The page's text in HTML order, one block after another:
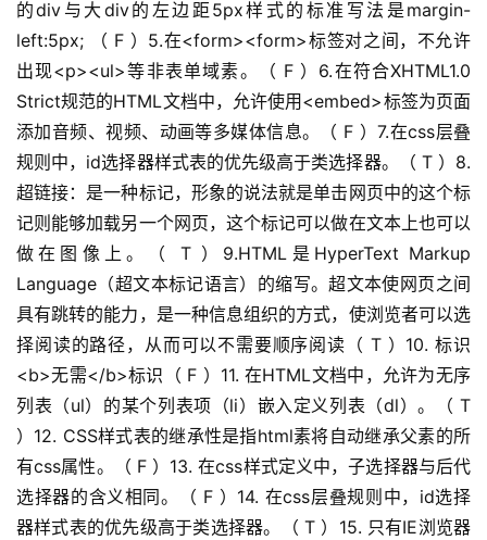
的div与大div的左边距5px样式的标准写法是margin-
left:5px; （ F ）5.在<form><form>标签对之间，不允许
出现<p><ul>等非表单域素。（ F ）6.在符合XHTML1.0
Strict规范的HTML文档中，允许使用<embed>标签为页面
添加音频、视频、动画等多媒体信息。（ F ）7.在css层叠
规则中，id选择器样式表的优先级高于类选择器。（ T ）8.
超链接：是一种标记，形象的说法就是单击网页中的这个标
记则能够加载另一个网页，这个标记可以做在文本上也可以
做在图像上。（ T ）9.HTML是HyperText Markup
Language（超文本标记语言）的缩写。超文本使网页之间
具有跳转的能力，是一种信息组织的方式，使浏览者可以选
择阅读的路径，从而可以不需要顺序阅读（ T ）10. 标识
<b>无需</b>标识（ F ）11. 在HTML文档中，允许为无序
列表（ul）的某个列表项（li）嵌入定义列表（dl）。（ T
）12. CSS样式表的继承性是指html素将自动继承父素的所
有css属性。（ F ）13. 在css样式定义中，子选择器与后代
选择器的含义相同。（ F ）14. 在css层叠规则中，id选择
器样式表的优先级高于类选择器。（ T ）15. 只有IE浏览器